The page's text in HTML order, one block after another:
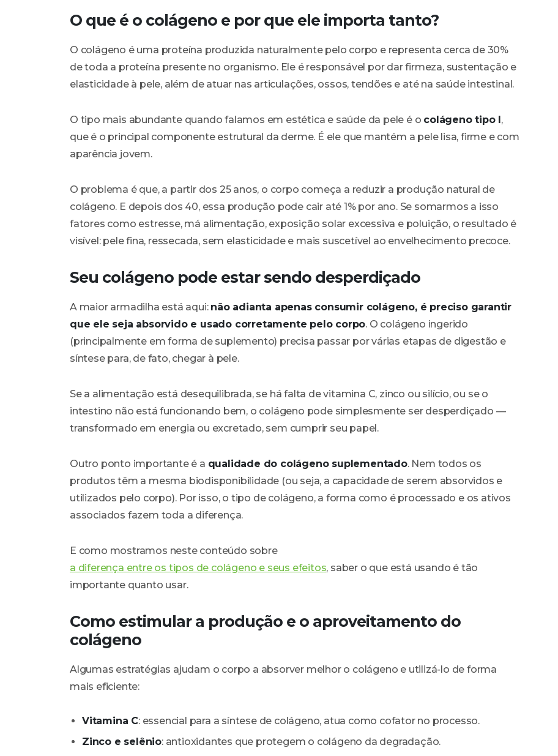
O que é o colágeno e por que ele importa tanto?
O colágeno é uma proteína produzida naturalmente pelo corpo e representa cerca de 30%
de toda a proteína presente no organismo. Ele é responsável por dar firmeza, sustentação e
elasticidade à pele, além de atuar nas articulações, ossos, tendões e até na saúde intestinal.
O tipo mais abundante quando falamos em estética e saúde da pele é o colágeno tipo I,
que é o principal componente estrutural da derme. É ele que mantém a pele lisa, firme e com
aparência jovem.
O problema é que, a partir dos 25 anos, o corpo começa a reduzir a produção natural de
colágeno. E depois dos 40, essa produção pode cair até 1% por ano. Se somarmos a isso
fatores como estresse, má alimentação, exposição solar excessiva e poluição, o resultado é
visível: pele fina, ressecada, sem elasticidade e mais suscetível ao envelhecimento precoce.
Seu colágeno pode estar sendo desperdiçado
A maior armadilha está aqui: não adianta apenas consumir colágeno, é preciso garantir
que ele seja absorvido e usado corretamente pelo corpo. O colágeno ingerido
(principalmente em forma de suplemento) precisa passar por várias etapas de digestão e
síntese para, de fato, chegar à pele.
Se a alimentação está desequilibrada, se há falta de vitamina C, zinco ou silício, ou se o
intestino não está funcionando bem, o colágeno pode simplesmente ser desperdiçado —
transformado em energia ou excretado, sem cumprir seu papel.
Outro ponto importante é a qualidade do colágeno suplementado. Nem todos os
produtos têm a mesma biodisponibilidade (ou seja, a capacidade de serem absorvidos e
utilizados pelo corpo). Por isso, o tipo de colágeno, a forma como é processado e os ativos
associados fazem toda a diferença.
E como mostramos neste conteúdo sobre
a diferença entre os tipos de colágeno e seus efeitos, saber o que está usando é tão
importante quanto usar.
Como estimular a produção e o aproveitamento do
colágeno
Algumas estratégias ajudam o corpo a absorver melhor o colágeno e utilizá-lo de forma
mais eficiente:
Vitamina C: essencial para a síntese de colágeno, atua como cofator no processo.
Zinco e selênio: antioxidantes que protegem o colágeno da degradação.